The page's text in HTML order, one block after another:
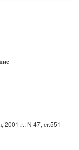
2001 г., N 47, ст.551